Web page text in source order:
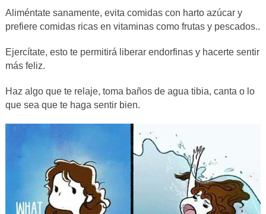
Aliméntate sanamente, evita comidas con harto azúcar y
prefiere comidas ricas en vitaminas como frutas y pescados..
Ejercítate, esto te permitirá liberar endorfinas y hacerte sentir
más feliz.
Haz algo que te relaje, toma baños de agua tibia, canta o lo
que sea que te haga sentir bien.